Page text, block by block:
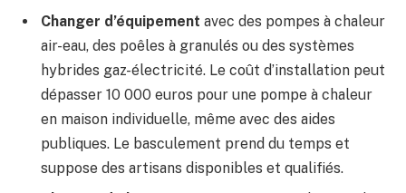
Changer d’équipement avec des pompes à chaleur
air-eau, des poêles à granulés ou des systèmes
hybrides gaz-électricité. Le coût d’installation peut
dépasser 10 000 euros pour une pompe à chaleur
en maison individuelle, même avec des aides
publiques. Le basculement prend du temps et
suppose des artisans disponibles et qualifiés.